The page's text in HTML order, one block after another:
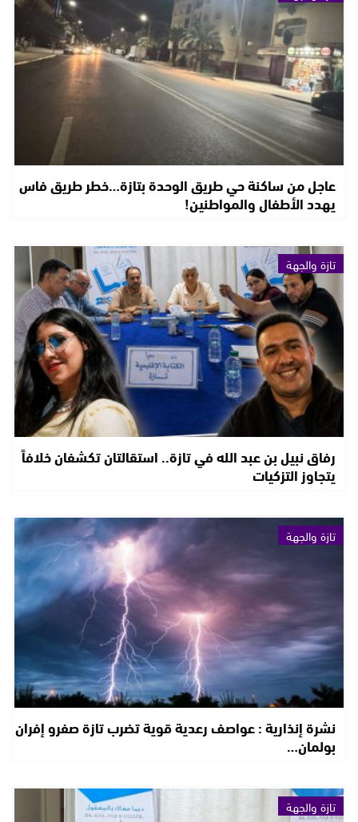
عاجل من ساكنة حي طريق الوحدة بتازة…خطر طريق فاس
يهدد الأطفال والمواطنين!
تازة والجهة
رفاق نبيل بن عبد الله في تازة.. استقالتان تكشفان خلافاً
يتجاوز التزكيات
تازة والجهة
نشرة إنذارية : عواصف رعدية قوية تضرب تازة صفرو إفران
بولمان…
تازة والجهة